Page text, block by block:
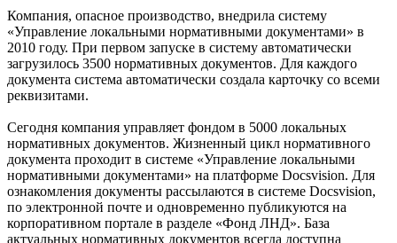
Компания, опасное производство, внедрила систему
«Управление локальными нормативными документами» в
2010 году. При первом запуске в систему автоматически
загрузилось 3500 нормативных документов. Для каждого
документа система автоматически создала карточку со всеми
реквизитами.
Сегодня компания управляет фондом в 5000 локальных
нормативных документов. Жизненный цикл нормативного
документа проходит в системе «Управление локальными
нормативными документами» на платформе Docsvision. Для
ознакомления документы рассылаются в системе Docsvision,
по электронной почте и одновременно публикуются на
корпоративном портале в разделе «Фонд ЛНД». База
актуальных нормативных документов всегда доступна